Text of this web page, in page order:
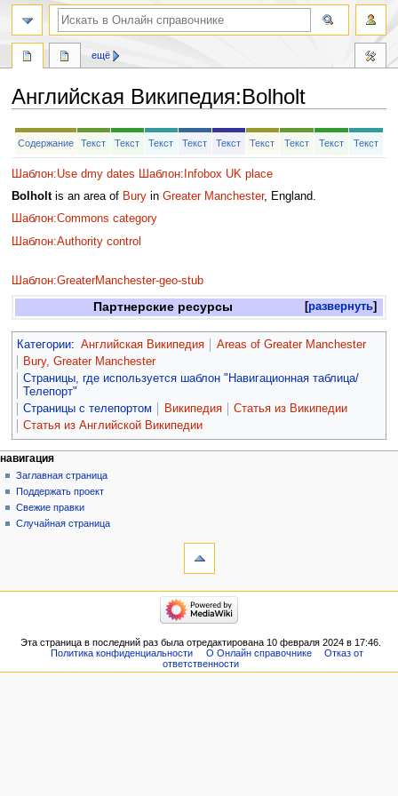
Английская Википедия:Bolholt
Перейти
Перейти
Содержание Текст Текст Текст Текст Текст Текст Текст Текст Текст
Шаблон:Use dmy dates
Шаблон:Infobox UK place
Bolholtis an area of Buryin Greater Manchester, England.
Шаблон:Commons category
Шаблон:Authority control
Шаблон:GreaterManchester-geo-stub
развернуть
Партнерские ресурсы
Категории: Английская Википедия
Areas of Greater Manchester
Bury, Greater Manchester
Страницы, где используется шаблон "Навигационная таблица/
Телепорт"
Страницы с телепортом
Википедия
Статья из Википедии
Статья из Английской Википедии
ещё
навигация
Заглавная страница
Поддержать проект
Свежие правки
Случайная страница
Эта страница в последний раз была отредактирована 10 февраля 2024 в 17:46.
Политика конфиденциальности
О Онлайн справочнике
Отказ от
ответственности